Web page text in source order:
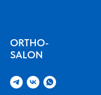
ORTHO-
SALON